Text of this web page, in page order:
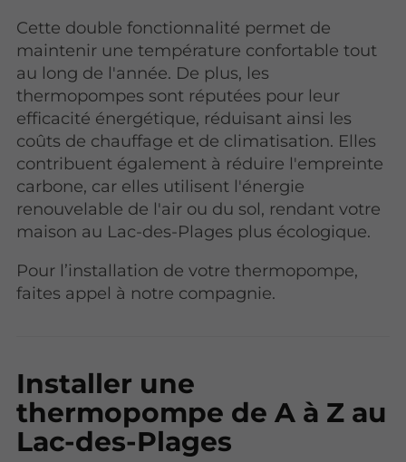
Cette double fonctionnalité permet de
maintenir une température confortable tout
au long de l'année. De plus, les
thermopompes sont réputées pour leur
efficacité énergétique, réduisant ainsi les
coûts de chauffage et de climatisation. Elles
contribuent également à réduire l'empreinte
carbone, car elles utilisent l'énergie
renouvelable de l'air ou du sol, rendant votre
maison au Lac-des-Plages plus écologique.
Pour l’installation de votre thermopompe,
faites appel à notre compagnie.
Installer une
thermopompe de A à Z au
Lac-des-Plages